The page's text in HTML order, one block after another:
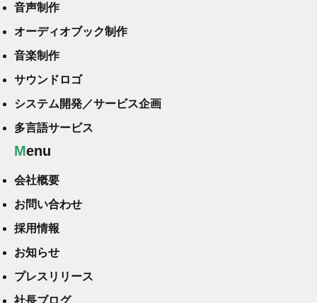
音声制作
オーディオブック制作
音楽制作
サウンドロゴ
システム開発／サービス企画
多言語サービス
Menu
会社概要
お問い合わせ
採用情報
お知らせ
プレスリリース
社長ブログ